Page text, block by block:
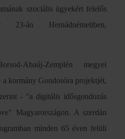
szociális ügyekért felelős
23-án Hernádnémetiben,
Abaúj-Zemplén megyei
a kormány Gondosóra projektjét,
- "a digitális idősgondozás
Magyarországon. A szerdán
minden 65 éven felüli